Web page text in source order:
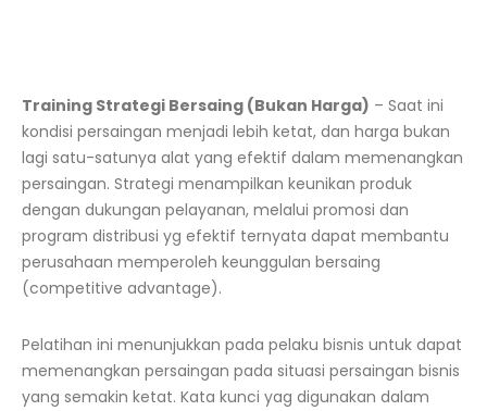
Training Strategi Bersaing (Bukan Harga) – Saat ini
kondisi persaingan menjadi lebih ketat, dan harga bukan
lagi satu-satunya alat yang efektif dalam memenangkan
persaingan. Strategi menampilkan keunikan produk
dengan dukungan pelayanan, melalui promosi dan
program distribusi yg efektif ternyata dapat membantu
perusahaan memperoleh keunggulan bersaing
(competitive advantage).
Pelatihan ini menunjukkan pada pelaku bisnis untuk dapat
memenangkan persaingan pada situasi persaingan bisnis
yang semakin ketat. Kata kunci yag digunakan dalam